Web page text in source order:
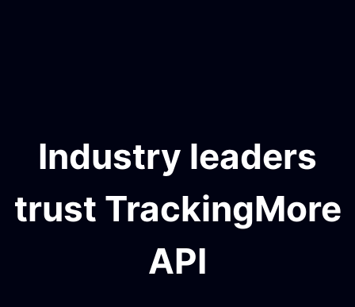
Industry leaders
trust TrackingMore
API